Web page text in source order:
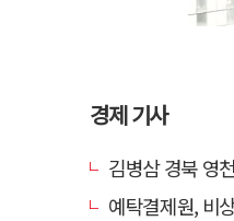
경제 기사
김병삼 경북 영천시장,
예탁결제원, 비상장·